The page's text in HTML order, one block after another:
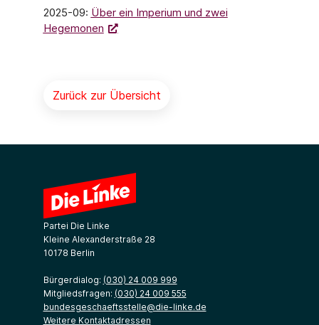
2025-09: Über ein Imperium und zwei
Hegemonen
Zurück zur Übersicht
Partei Die Linke
Kleine Alexanderstraße 28
10178 Berlin
Bürgerdialog: (030) 24 009 999
Mitgliedsfragen: (030) 24 009 555
bundesgeschaeftsstelle@die-linke.de
Weitere Kontaktadressen